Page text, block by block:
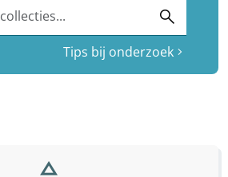
search
Tips bij onderzoek chevron_right